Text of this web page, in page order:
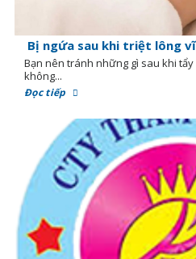
Bị ngứa sau khi triệt lông
Bạn nên tránh những gì sau khi
không...
Đọc tiếp